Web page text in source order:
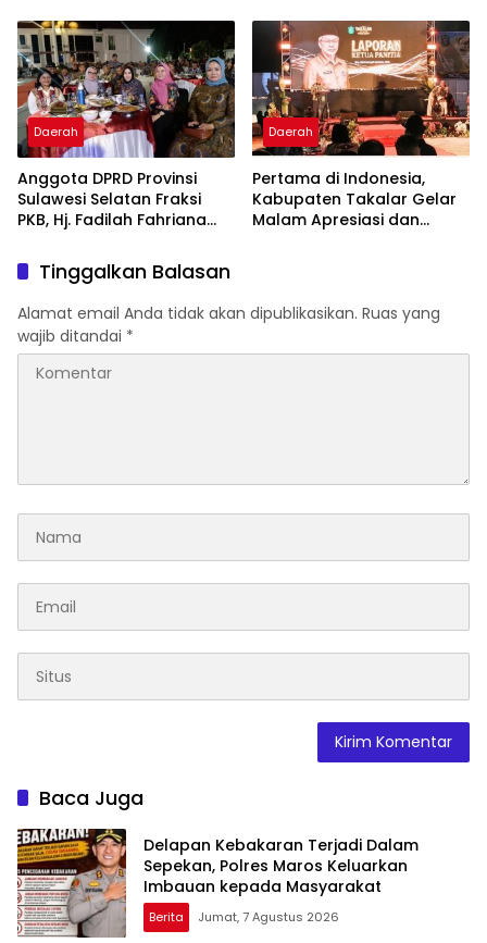
Pelayanan Kesehatan
Berkualitas
2026
Daerah
Anggota DPRD Provinsi
Sulawesi Selatan Fraksi
PKB, Hj. Fadilah Fahriana
Takalar Menyalakan
Lentera Pengabdian
Melalui Malam Apresiasi
dan Inovasi Award 2026
Daerah
Pertama di Indonesia,
Kabupaten Takalar Gelar
Malam Apresiasi dan
Berprestasi
Tinggalkan Balasan
Alamat email Anda tidak akan dipublikasikan. Ruas yang
wajib ditandai *
Baca Juga
Delapan Kebakaran Terjadi Dalam
Sepekan, Polres Maros Keluarkan
Imbauan kepada Masyarakat
Berita Jumat, 7 Agustus 2026